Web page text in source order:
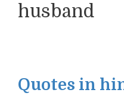
husband
Quotes in